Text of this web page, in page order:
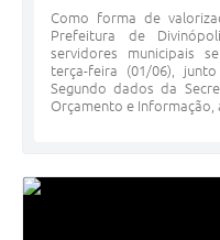
Como forma de
Prefeitura de
servidores municipais
terça-feira (01/06),
Segundo dados da
Orçamento e Informação,